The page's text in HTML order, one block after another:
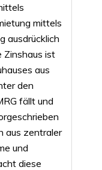
mittels
ausdrücklich
Zinshaus ist
aus
den
fällt und
aus zentraler
und
diese